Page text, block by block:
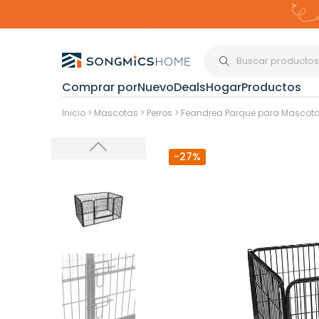
Comprar porNuevoDealsHogarProductos
Organización del
Maquillaje y
Joyería
Inicio > Mascotas > Perros > Feandrea Parque para
-27%